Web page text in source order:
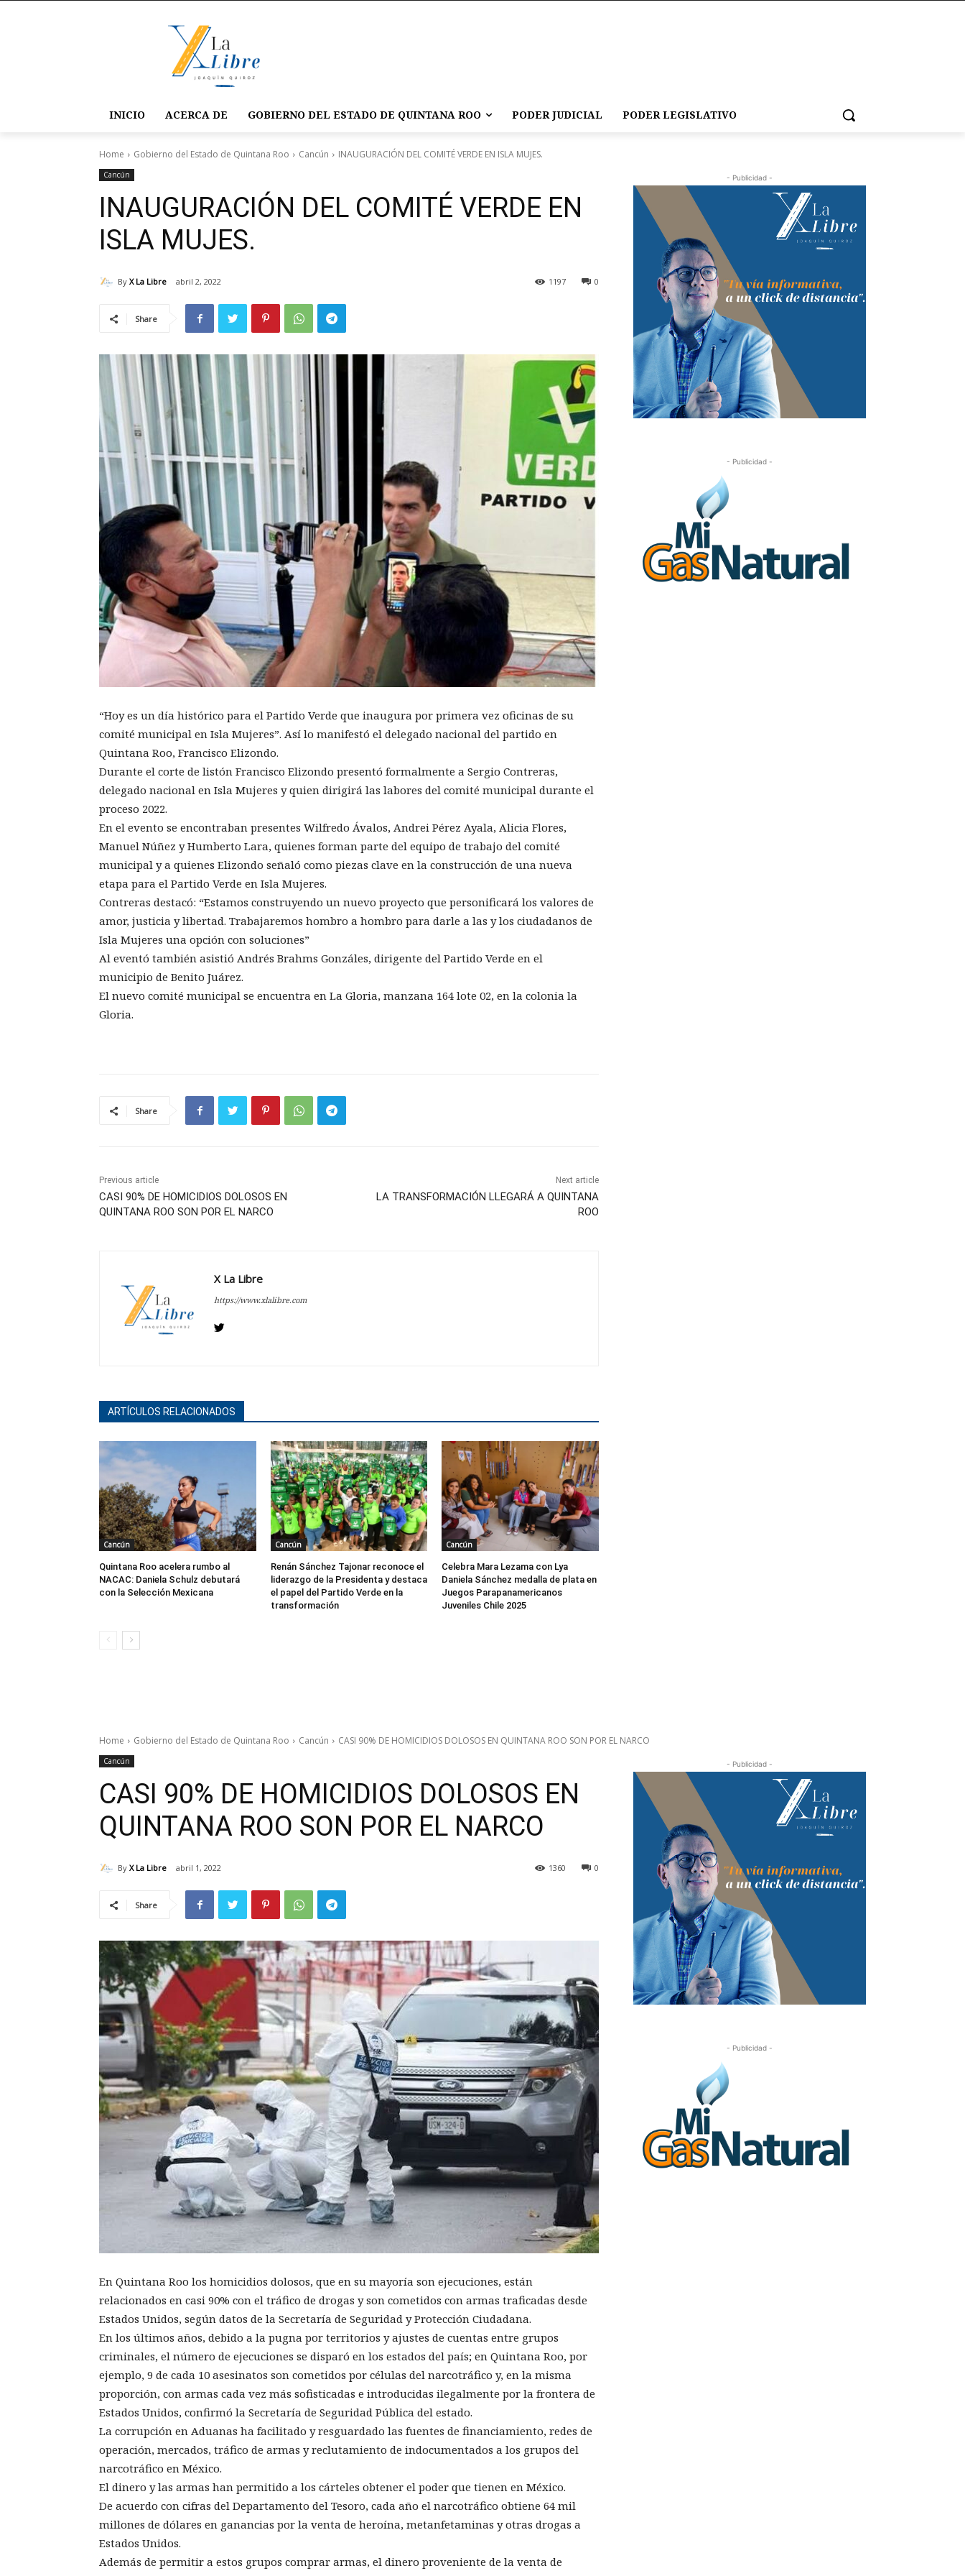
INICIO ACERCA DE GOBIERNO DEL ESTADO DE QUINTANA ROO PODER JUDICIAL PODER LEGISLATIVO
Home Gobierno del Estado de Quintana Roo Cancún INAUGURACIÓN DEL COMITÉ VERDE EN ISLA MUJES.
Cancún
INAUGURACIÓN DEL COMITÉ VERDE EN
ISLA MUJES.
By X La Libre abril 2, 2022 0
1197
Share
“Hoy es un día histórico para el Partido Verde que inaugura por primera vez oficinas de su
comité municipal en Isla Mujeres”. Así lo manifestó el delegado nacional del partido en
Quintana Roo, Francisco Elizondo.
Durante el corte de listón Francisco Elizondo presentó formalmente a Sergio Contreras,
delegado nacional en Isla Mujeres y quien dirigirá las labores del comité municipal durante el
proceso 2022.
En el evento se encontraban presentes Wilfredo Ávalos, Andrei Pérez Ayala, Alicia Flores,
Manuel Núñez y Humberto Lara, quienes forman parte del equipo de trabajo del comité
municipal y a quienes Elizondo señaló como piezas clave en la construcción de una nueva
etapa para el Partido Verde en Isla Mujeres.
Contreras destacó: “Estamos construyendo un nuevo proyecto que personificará los valores de
amor, justicia y libertad. Trabajaremos hombro a hombro para darle a las y los ciudadanos de
Isla Mujeres una opción con soluciones”
Al eventó también asistió Andrés Brahms Gonzáles, dirigente del Partido Verde en el
municipio de Benito Juárez.
El nuevo comité municipal se encuentra en La Gloria, manzana 164 lote 02, en la colonia la
Gloria.
Share
Previous article
CASI 90% DE HOMICIDIOS DOLOSOS EN
QUINTANA ROO SON POR EL NARCO
Next article
LA TRANSFORMACIÓN LLEGARÁ A QUINTANA
ROO
X La Libre
https://www.xlalibre.com
ARTÍCULOS RELACIONADOS
Cancún
Quintana Roo acelera rumbo al
NACAC: Daniela Schulz debutará
con la Selección Mexicana
Cancún
Renán Sánchez Tajonar reconoce el
liderazgo de la Presidenta y destaca
el papel del Partido Verde en la
transformación
Cancún
Celebra Mara Lezama con Lya
Daniela Sánchez medalla de plata en
Juegos Parapanamericanos
Juveniles Chile 2025
- Publicidad -
- Publicidad -